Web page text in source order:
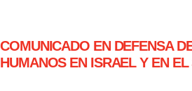
COMUNICADO EN DEFENSA
HUMANOS EN ISRAEL Y EN